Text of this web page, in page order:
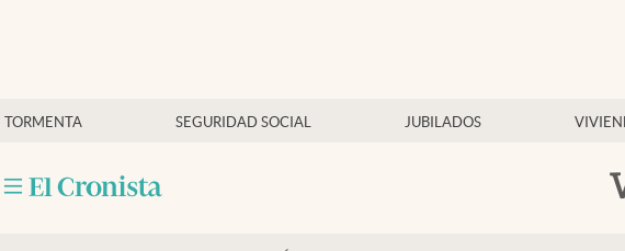
TORMENTA SEGURIDAD SOCIAL JUBILADOS
Economía y finanzas